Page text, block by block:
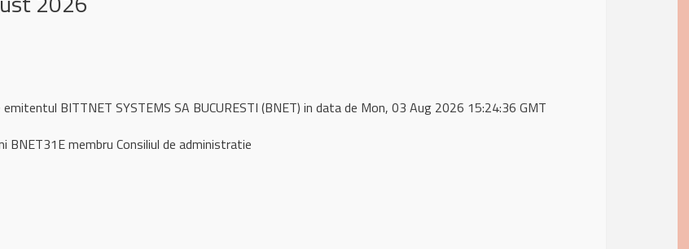
BITTNET SYSTEMS SA BUCURESTI (BNET) in data de Mon, 03 Aug 2026 15:24:36 GMT
BNET31E membru Consiliul de administratie